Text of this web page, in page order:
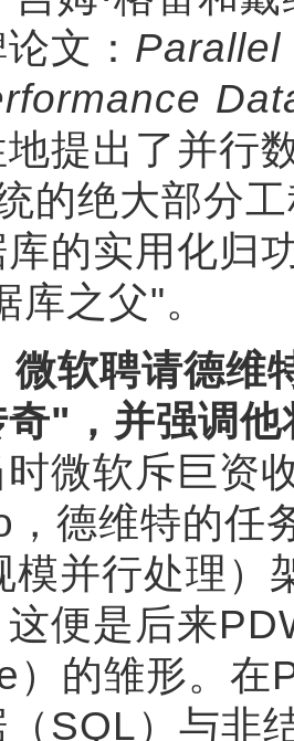
文：
提出了并行
的绝大部分
的实用化归
库之父"。
微软聘请德维
奇"，并强调
时微软斥巨资
，德维特的任
模并行处理）
这便是后来
）的雏形。在
SQL）与非